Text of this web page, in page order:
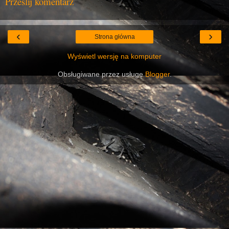
‹ ›
Strona główna
Wyświetl wersję na komputer
Obsługiwane przez usługęBlogger.